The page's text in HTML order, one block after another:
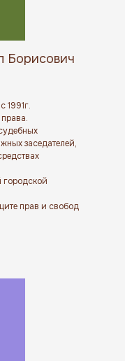
1991г.
заседателей,
прав и свобод